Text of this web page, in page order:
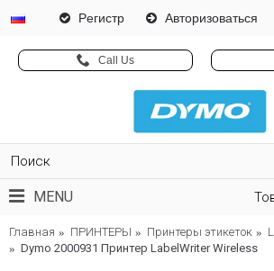
Pегистр Авторизоваться
Call Us
MENU
Главная ПРИНТЕРЫ Принтеры этикеток
Dymo 2000931 Принтер LabelWriter Wireless